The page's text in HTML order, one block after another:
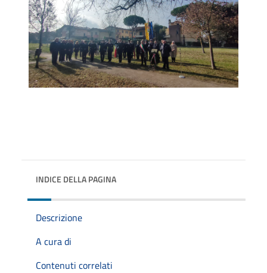
INDICE DELLA PAGINA
Descrizione
A cura di
Contenuti correlati